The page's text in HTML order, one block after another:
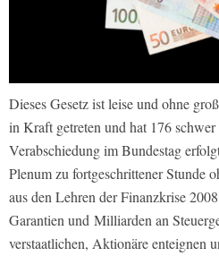
Dieses Gesetz ist leise und ohne
in Kraft getreten und hat 176
Verabschiedung im Bundestag
Plenum zu fortgeschrittener Stunde
aus den Lehren der Finanzkrise
Garantien und Milliarden an
verstaatlichen, Aktionäre enteignen